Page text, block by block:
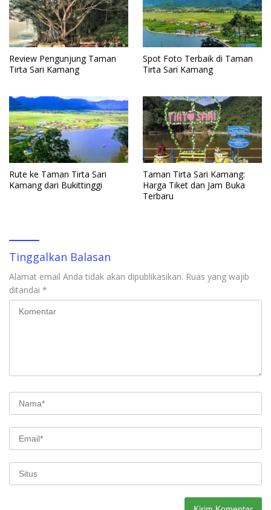
Review Pengunjung Taman
Tirta Sari Kamang
Spot Foto Terbaik di Taman
Tirta Sari Kamang
Rute ke Taman Tirta Sari
Kamang dari Bukittinggi
Taman Tirta Sari Kamang:
Harga Tiket dan Jam Buka
Terbaru
Tinggalkan Balasan
Alamat email Anda tidak akan dipublikasikan. Ruas yang wajib
ditandai *